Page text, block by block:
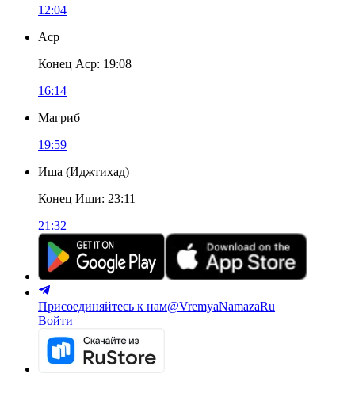
12:04
Аср
Конец Аср: 19:08
16:14
Магриб
19:59
Иша (Иджтихад)
Конец Иши: 23:11
21:32
Присоединяйтесь к нам@VremyaNamazaRu
Войти